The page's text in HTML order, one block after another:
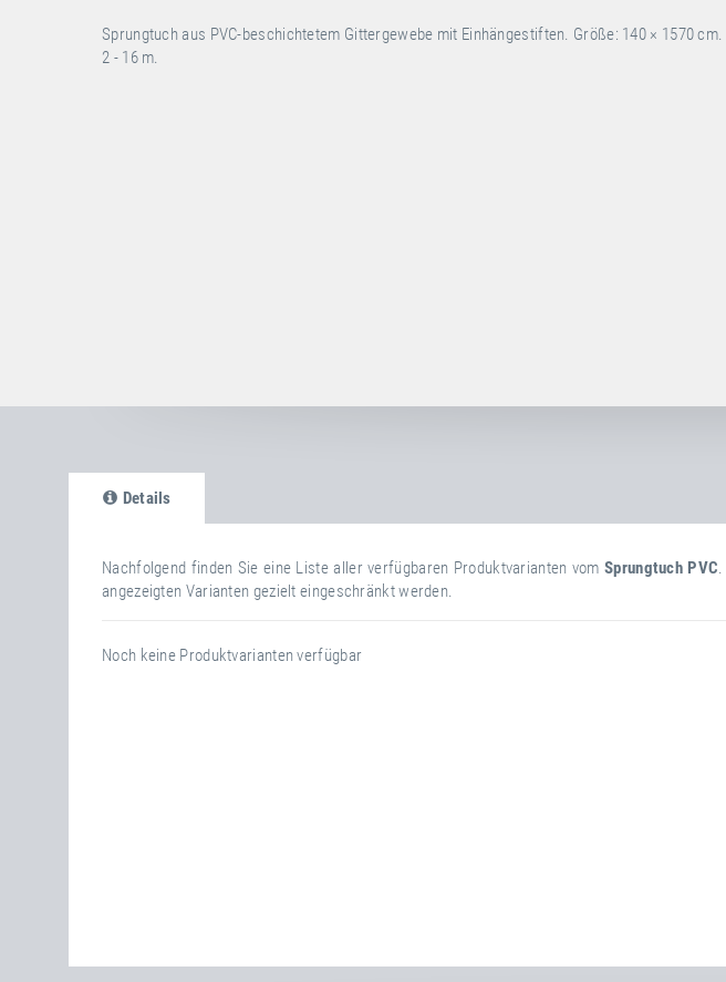
Sprungtuch aus PVC-beschichtetem Gittergewebe mit Einhängestiften. Größe: 140 × 1570
2 - 16 m.
Details
Nachfolgend finden Sie eine Liste aller verfügbaren Produktvarianten vomSprungtuch PVC
angezeigten Varianten gezielt eingeschränkt werden.
Noch keine Produktvarianten verfügbar